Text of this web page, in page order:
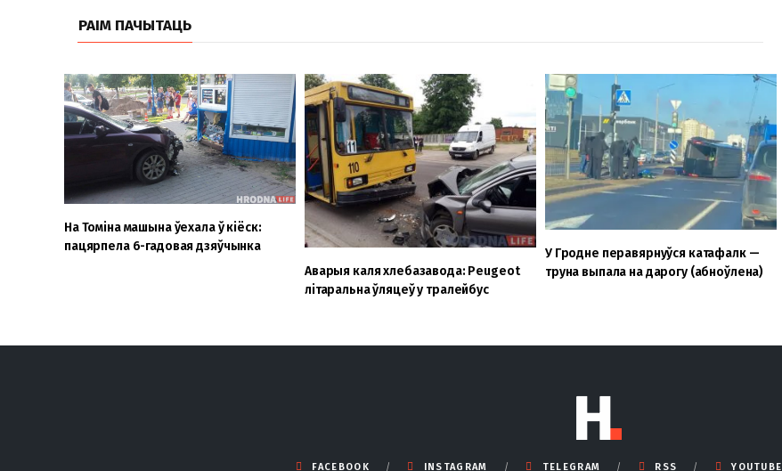
РАІМ ПАЧЫТАЦЬ
На Томіна машына ўехала ў кіёск:
пацярпела 6-гадовая дзяўчынка
Аварыя каля хлебазавода: Peugeot
літаральна ўляцеў у тралейбус
У Гродне перавярнуўся катафалк —
труна выпала на дарогу (абноўлена)
FACEBOOK INSTAGRAM TELEGRAM RSS YOUTUBE